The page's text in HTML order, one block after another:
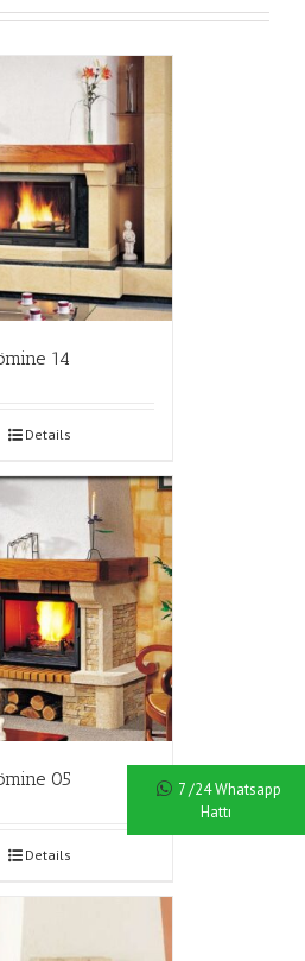
14
Details
05
Details
7 /24 Whatsapp
Hattı